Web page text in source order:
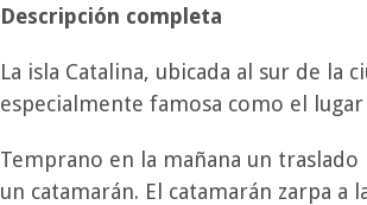
Descripción completa
La isla Catalina, ubicada al sur de la
especialmente famosa como el
Temprano en la mañana un
un catamarán. El catamarán zarpa a